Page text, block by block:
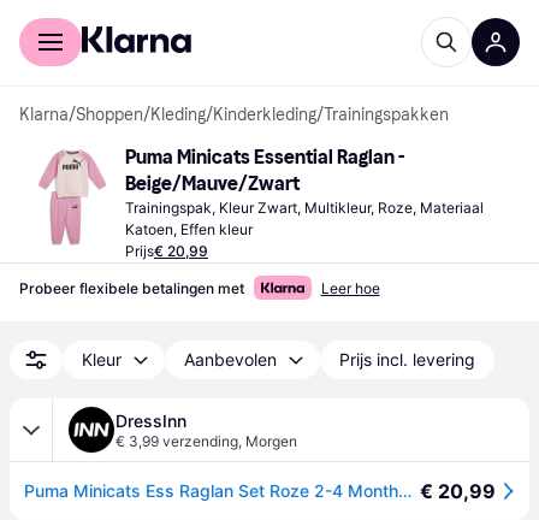
Voor shoppers
Klarna/Shoppen/Kleding/Kinderkleding/Trainingspakken
Puma Minicats Essential Raglan -
Beige/Mauve/Zwart
Trainingspak, Kleur Zwart, Multikleur, Roze, Materiaal
Katoen, Effen kleur
Prijs€ 20,99
Probeer flexibele betalingen met Leer hoe
Kleur Aanbevolen Prijs incl. levering
DressInn
€ 3,99 verzending, Morgen
Puma Minicats Ess Raglan Set Roze 2-4 Months Jongen € 20,99